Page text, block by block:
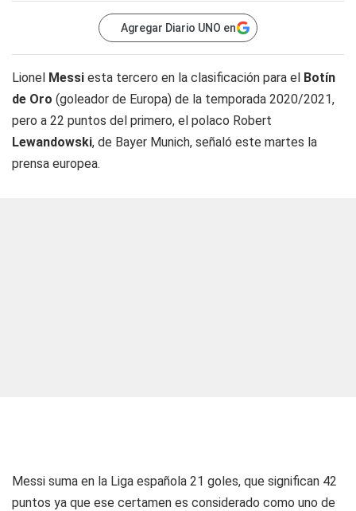
Agregar Diario UNO en
Lionel Messi esta tercero en la clasificación para el Botín
de Oro (goleador de Europa) de la temporada 2020/2021,
pero a 22 puntos del primero, el polaco Robert
Lewandowski, de Bayer Munich, señaló este martes la
prensa europea.
Messi suma en la Liga española 21 goles, que significan 42
puntos ya que ese certamen es considerado como uno de